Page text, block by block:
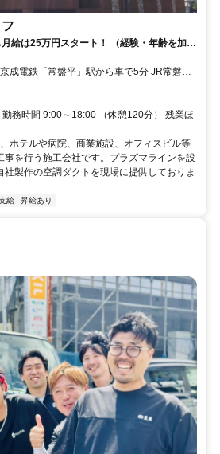
給は25万円スタート！ （経験・年齢を加味
OK！ 残業無し！お子様のお迎え・自分時
す！工場拡大につき増員募集致します！ イ
めていただける方大歓迎！
務時間 9:00～18:00 （休憩120分） 残業ほ
ホテルや病院、商業施設、オフィスビル等
事を行う施工会社です。プラズマラインを設
製作の空調ダクトを現場に提供しておりま
給 昇給あり